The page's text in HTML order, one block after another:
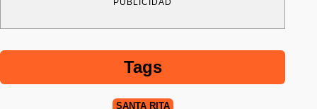
Tags
SANTA RITA